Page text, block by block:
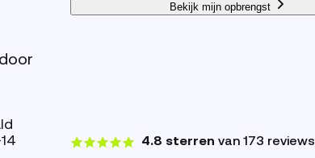
Bekijk mijn opbrengst
4.8 sterren van 173 reviews